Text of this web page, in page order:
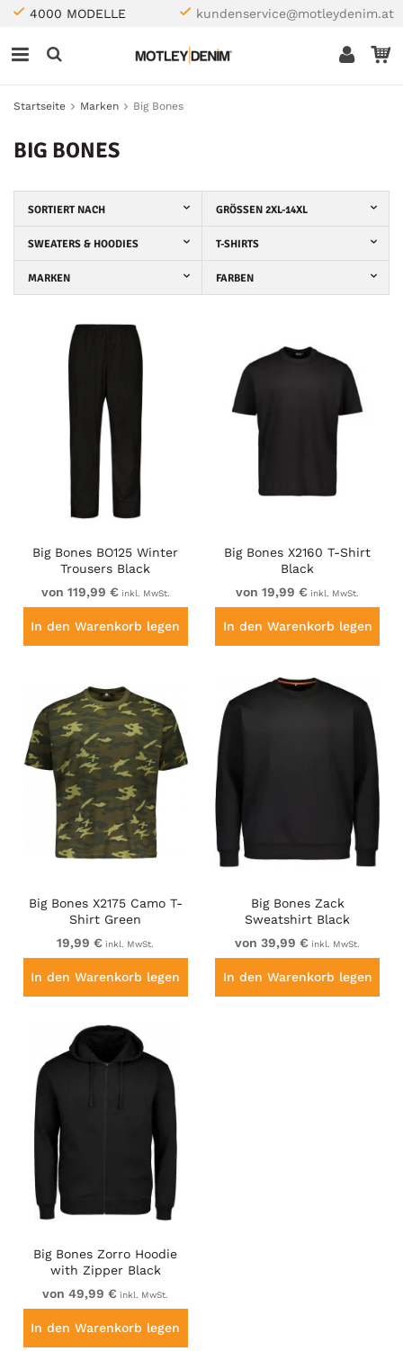
4000 MODELLE kundenservice@motleydenim.at
Startseite Marken Big Bones
BIG BONES
SORTIERT NACH GRÖSSEN 2XL-14XL
SWEATERS & HOODIES T-SHIRTS
MARKEN FARBEN
Big Bones BO125 Winter
Trousers Black
von 119,99 € inkl. MwSt.
In den Warenkorb legen
Big Bones X2160 T-Shirt
Black
von 19,99 € inkl. MwSt.
In den Warenkorb legen
Big Bones X2175 Camo T-
Shirt Green
19,99 € inkl. MwSt.
In den Warenkorb legen
Big Bones Zack
Sweatshirt Black
von 39,99 € inkl. MwSt.
In den Warenkorb legen
Big Bones Zorro Hoodie
with Zipper Black
von 49,99 € inkl. MwSt.
In den Warenkorb legen